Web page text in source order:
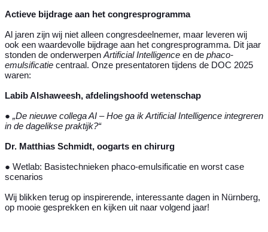
Actieve bijdrage aan het congresprogramma
Al jaren zijn wij niet alleen congresdeelnemer, maar leveren wij
ook een waardevolle bijdrage aan het congresprogramma. Dit jaar
stonden de onderwerpen Artificial Intelligence en de phaco-
emulsificatie centraal. Onze presentatoren tijdens de DOC 2025
waren:
Labib Alshaweesh, afdelingshoofd wetenschap
● „De nieuwe collega AI – Hoe ga ik Artificial Intelligence integreren
in de dagelikse praktijk?“
Dr. Matthias Schmidt, oogarts en chirurg
● Wetlab: Basistechnieken phaco-emulsificatie en worst case
scenarios
Wij blikken terug op inspirerende, interessante dagen in Nürnberg,
op mooie gesprekken en kijken uit naar volgend jaar!